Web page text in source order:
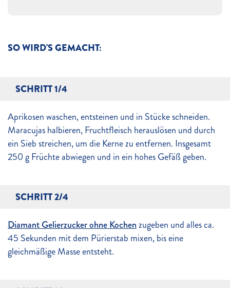
SO WIRD'S GEMACHT:
SCHRITT 1/4
Aprikosen waschen, entsteinen und in Stücke schneiden.
Maracujas halbieren, Fruchtfleisch herauslösen und durch
ein Sieb streichen, um die Kerne zu entfernen. Insgesamt
250 g Früchte abwiegen und in ein hohes Gefäß geben.
SCHRITT 2/4
Diamant Gelierzucker ohne Kochenzugeben und alles ca.
45 Sekunden mit dem Pürierstab mixen, bis eine
gleichmäßige Masse entsteht.